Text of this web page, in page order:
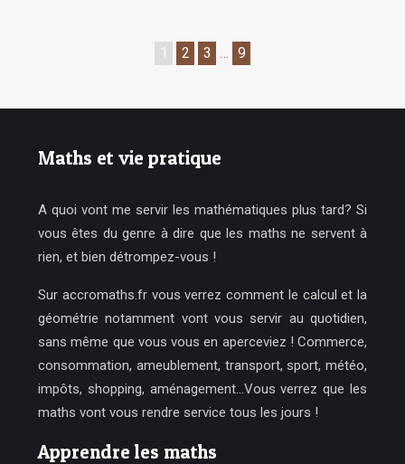
1 2 3 9
Maths et vie pratique
A quoi vont me servir les mathématiques plus tard? Si
vous êtes du genre à dire que les maths ne servent à
rien, et bien détrompez-vous !
Sur accromaths.fr vous verrez comment le calcul et la
géométrie notamment vont vous servir au quotidien,
sans même que vous vous en aperceviez ! Commerce,
consommation, ameublement, transport, sport, météo,
impôts, shopping, aménagement…Vous verrez que les
maths vont vous rendre service tous les jours !
Apprendre les maths